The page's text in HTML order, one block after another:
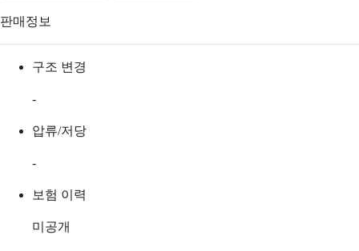
판매정보
구조 변경
-
압류/저당
-
보험 이력
미공개